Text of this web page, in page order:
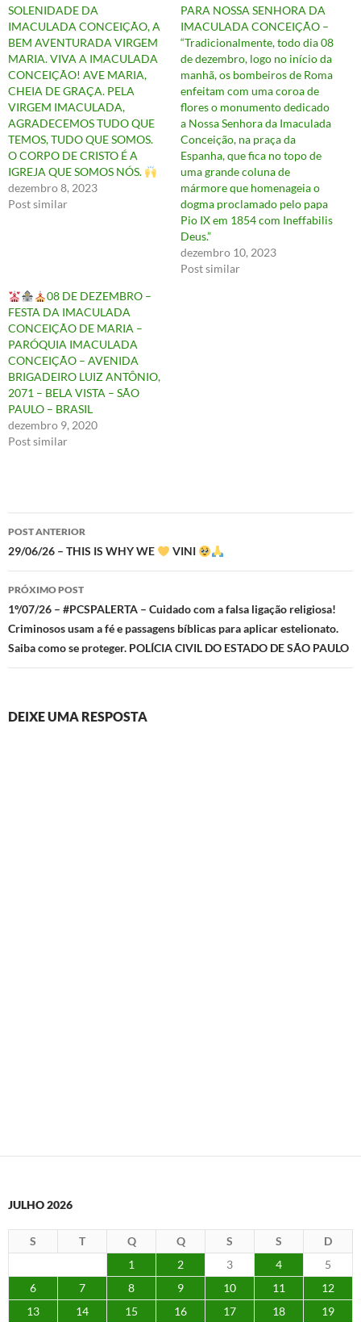
SOLENIDADE DA
IMACULADA CONCEIÇÃO, A
BEM AVENTURADA VIRGEM
MARIA. VIVA A IMACULADA
CONCEIÇÃO! AVE MARIA,
CHEIA DE GRAÇA. PELA
VIRGEM IMACULADA,
AGRADECEMOS TUDO QUE
TEMOS, TUDO QUE SOMOS.
O CORPO DE CRISTO É A
IGREJA QUE SOMOS NÓS.
dezembro 8, 2023
Post similar
PARA NOSSA SENHORA DA
IMACULADA CONCEIÇÃO –
“Tradicionalmente, todo dia 08
de dezembro, logo no início da
manhã, os bombeiros de Roma
enfeitam com uma coroa de
flores o monumento dedicado
a Nossa Senhora da Imaculada
Conceição, na praça da
Espanha, que fica no topo de
uma grande coluna de
mármore que homenageia o
dogma proclamado pelo papa
Pio IX em 1854 com Ineffabilis
Deus.”
dezembro 10, 2023
Post similar
08 DE DEZEMBRO –
FESTA DA IMACULADA
CONCEIÇÃO DE MARIA –
PARÓQUIA IMACULADA
CONCEIÇÃO – AVENIDA
BRIGADEIRO LUIZ ANTÔNIO,
2071 – BELA VISTA – SÃO
PAULO – BRASIL
dezembro 9, 2020
Post similar
Navegação
de
posts
POST ANTERIOR
29/06/26 – THIS IS WHY WE VINI
PRÓXIMO POST
1º/07/26 – #PCSPALERTA – Cuidado com a falsa ligação religiosa!
Criminosos usam a fé e passagens bíblicas para aplicar estelionato.
Saiba como se proteger. POLÍCIA CIVIL DO ESTADO DE SÃO PAULO
DEIXE UMA RESPOSTA
JULHO 2026
S T Q Q S S
D
1
2 3 4
5
6
7 8 9 10 11
12
13
14 15 16 17 18
19